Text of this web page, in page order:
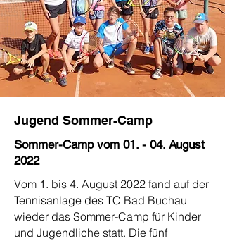
Bad Buchau auf Instagram
Jugend Sommer-Camp
Sommer-Camp vom 01. - 04. August
2022
Vom 1. bis 4. August 2022 fand auf der
Tennisanlage des TC Bad Buchau
wieder das Sommer-Camp für Kinder
und Jugendliche statt. Die fünf